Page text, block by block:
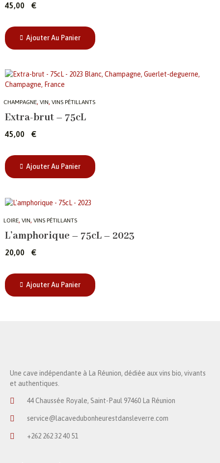
45,00 €
Ajouter Au Panier
CHAMPAGNE, VIN, VINS PÉTILLANTS
Extra-brut – 75cL
45,00 €
Ajouter Au Panier
LOIRE, VIN, VINS PÉTILLANTS
L’amphorique – 75cL – 2023
20,00 €
Ajouter Au Panier
Une cave indépendante à La Réunion, dédiée aux vins bio, vivants
et authentiques.
44 Chaussée Royale, Saint-Paul 97460 La Réunion
service@lacavedubonheurestdansleverre.com
+262 262 32 40 51